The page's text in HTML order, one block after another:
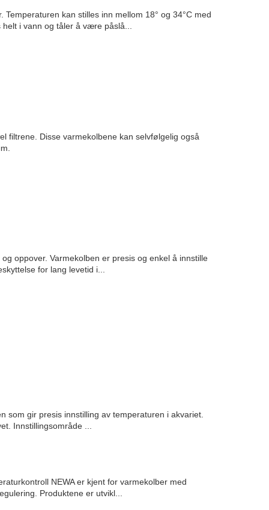
kan stilles inn mellom 18° og 34°C med
i vann og tåler å være påslå...
filtrene. Disse varmekolbene kan selvfølgelig også
oppover. Varmekolben er presis og enkel å innstille
for lang levetid i...
som gir presis innstilling av temperaturen i akvariet.
Innstillingsområde ...
NEWA er kjent for varmekolber med
Produktene er utvikl...